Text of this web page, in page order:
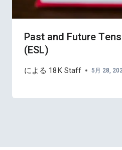
Past and Future
(ESL)
による 18K Staff 5月 28,